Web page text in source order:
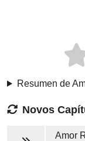
Resumen de
Novos